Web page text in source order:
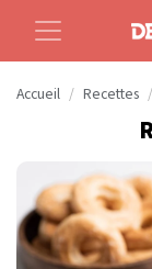
Accueil Recettes